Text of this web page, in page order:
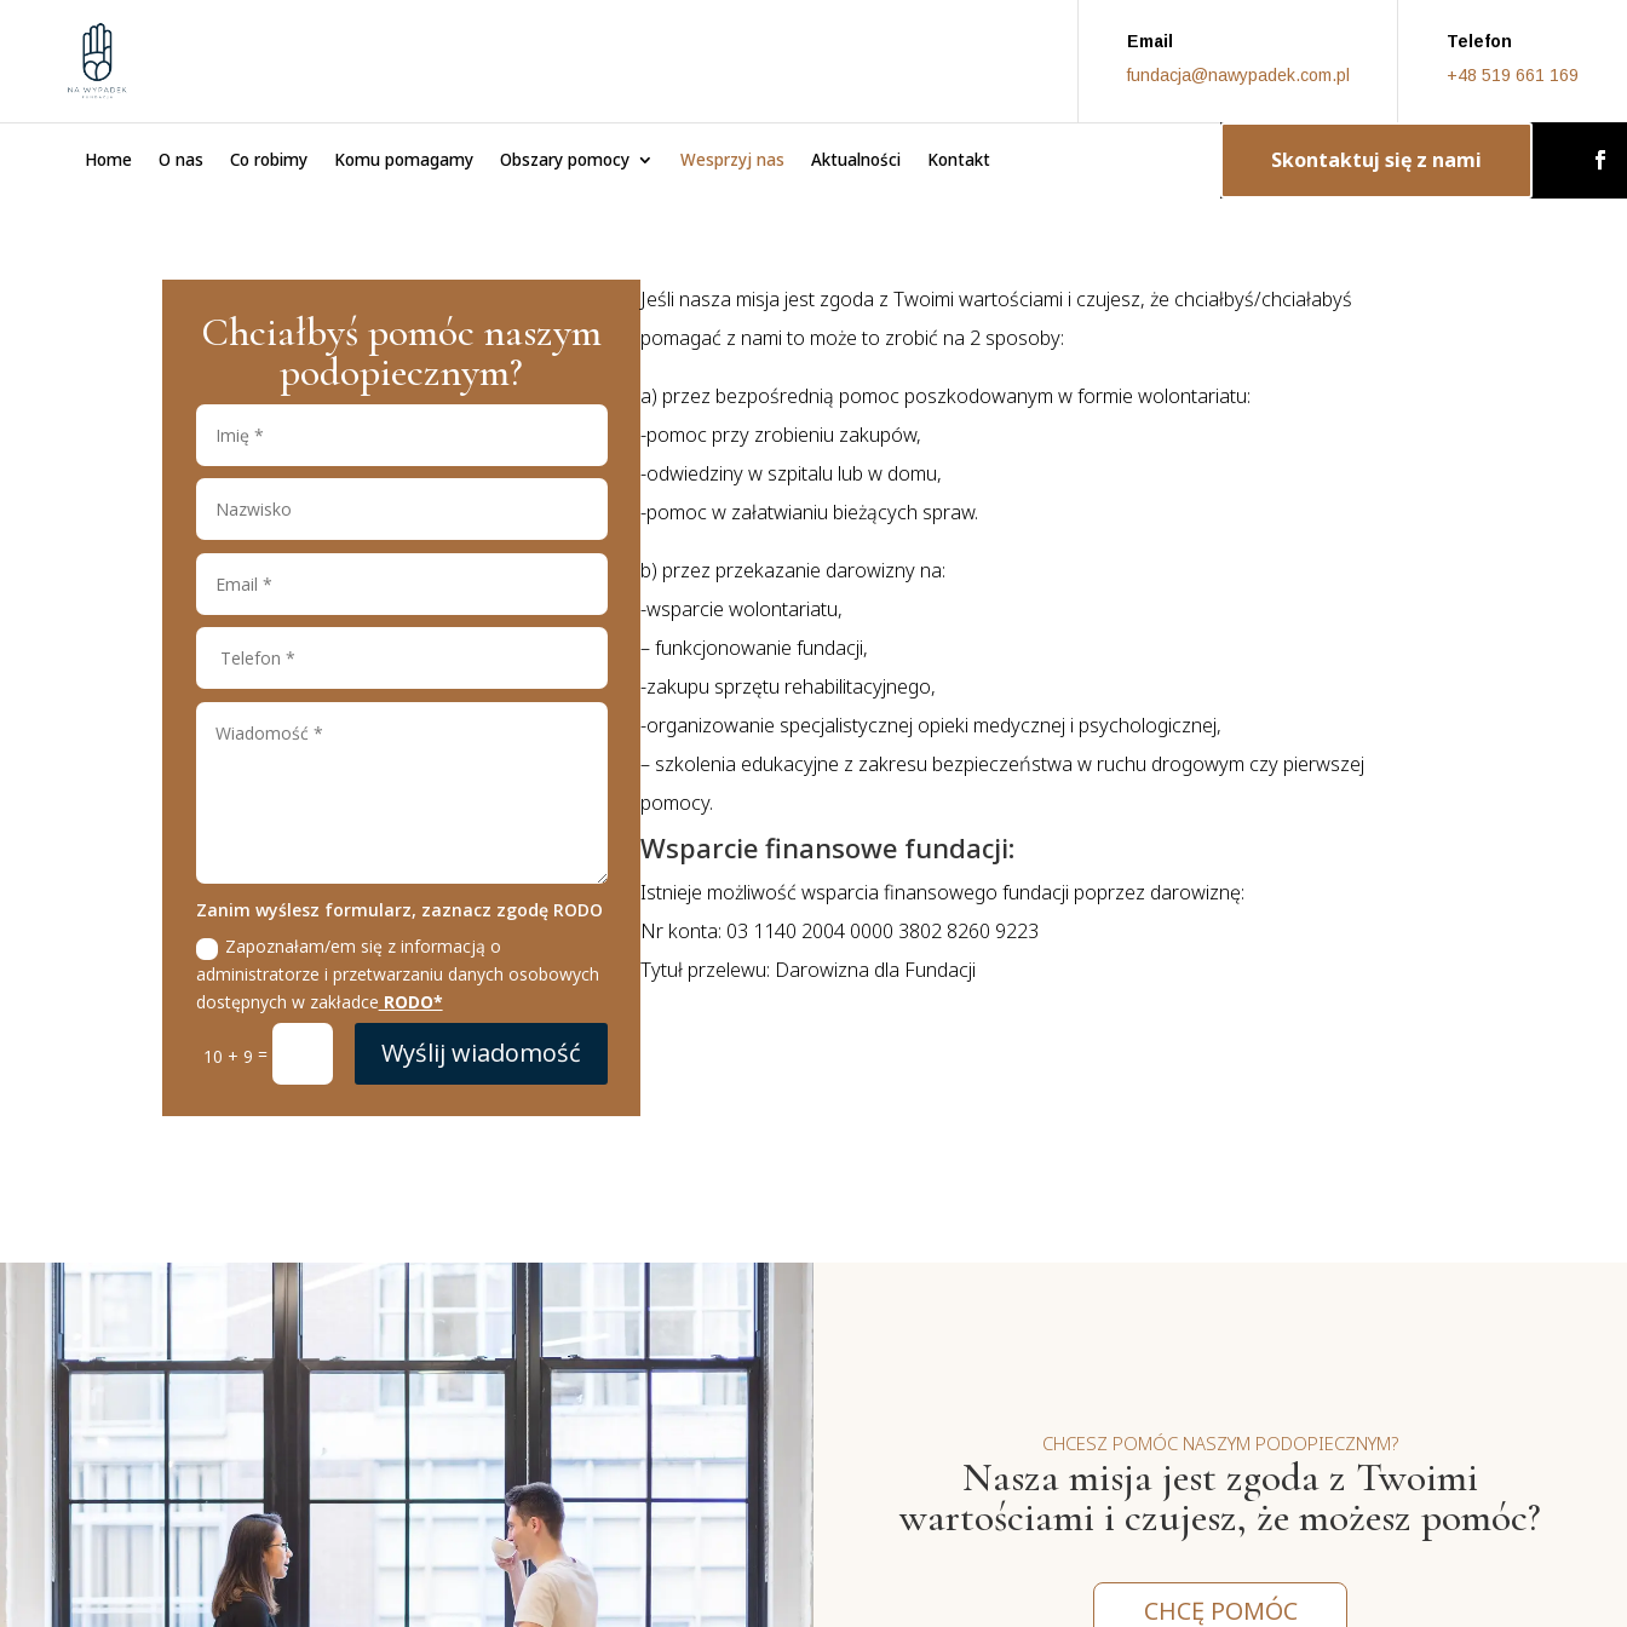
Email
fundacja@nawypadek.com.pl
Telefon
+48 519 661 169
Home O nas Co robimy Komu pomagamy Obszary pomocy Wesprzyj nas Aktualności Kontakt Skontaktuj się z nami
Chciałbyś pomóc naszym
podopiecznym?
Zanim wyślesz formularz, zaznacz zgodę RODO
Zapoznałam/em się z informacją o
administratorze i przetwarzaniu danych osobowych
dostępnych w zakładce RODO*
10 + 9 = Wyślij wiadomość
Jeśli nasza misja jest zgoda z Twoimi wartościami i czujesz, że chciałbyś/chciałabyś
pomagać z nami to może to zrobić na 2 sposoby:
a) przez bezpośrednią pomoc poszkodowanym w formie wolontariatu:
-pomoc przy zrobieniu zakupów,
-odwiedziny w szpitalu lub w domu,
-pomoc w załatwianiu bieżących spraw.
b) przez przekazanie darowizny na:
-wsparcie wolontariatu,
– funkcjonowanie fundacji,
-zakupu sprzętu rehabilitacyjnego,
-organizowanie specjalistycznej opieki medycznej i psychologicznej,
– szkolenia edukacyjne z zakresu bezpieczeństwa w ruchu drogowym czy pierwszej
pomocy.
Wsparcie finansowe fundacji:
Istnieje możliwość wsparcia finansowego fundacji poprzez darowiznę:
Nr konta: 03 1140 2004 0000 3802 8260 9223
Tytuł przelewu: Darowizna dla Fundacji
CHCESZ POMÓC NASZYM PODOPIECZNYM?
Nasza misja jest zgoda z Twoimi
wartościami i czujesz, że możesz pomóc?
CHCĘ POMÓC